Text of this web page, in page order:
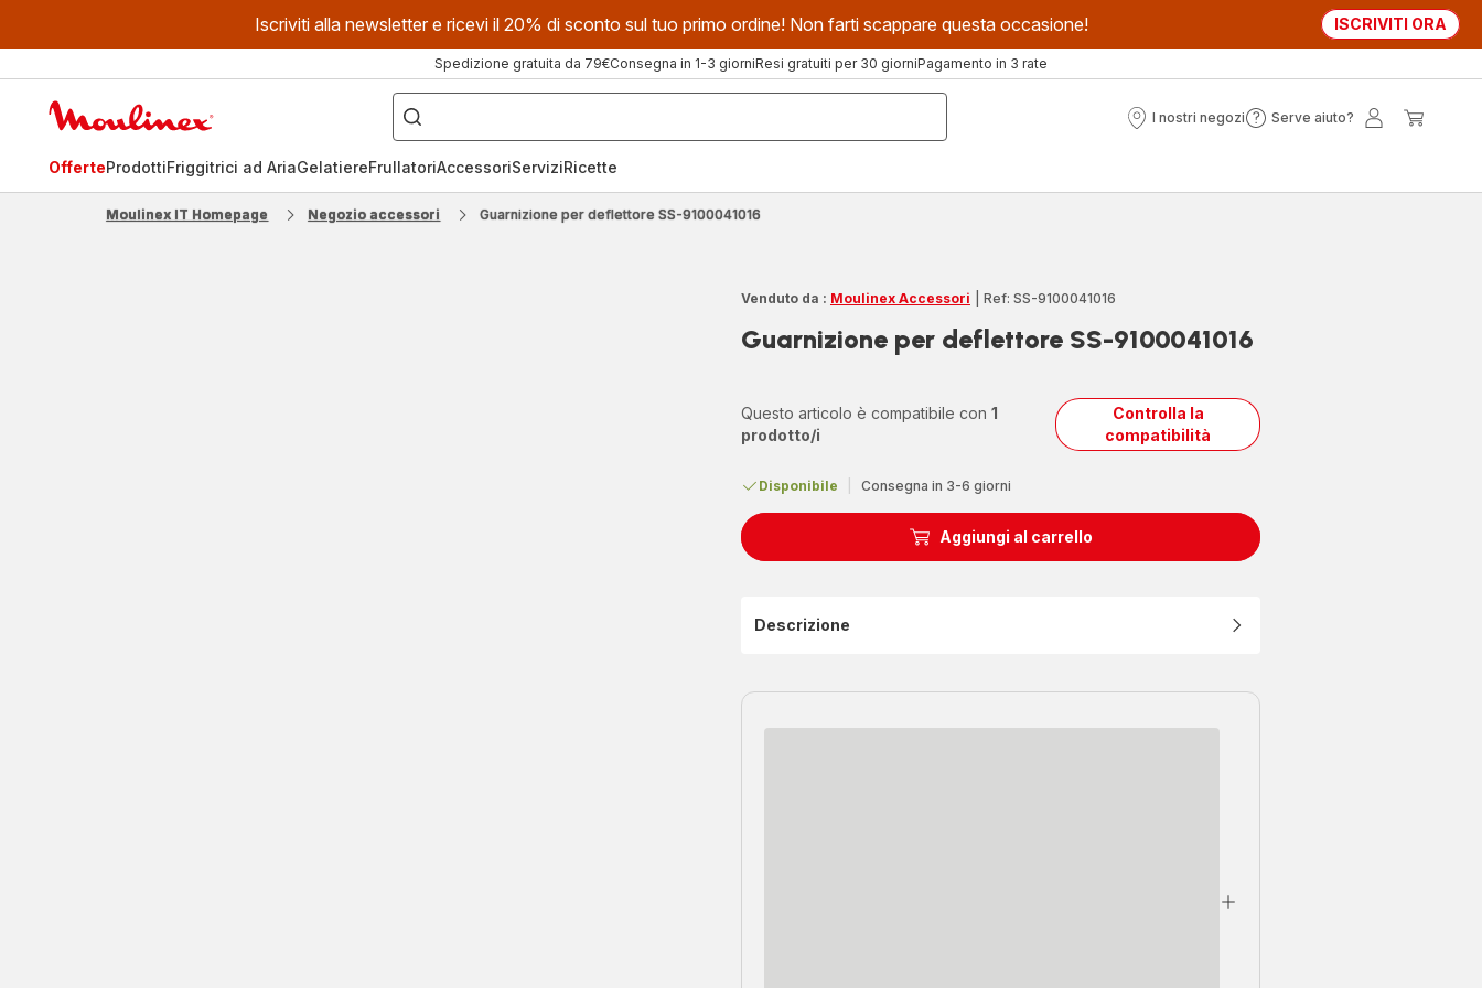
Iscriviti alla newsletter e ricevi il 20% di sconto sul tuo primo ordine! Non farti scappare questa occasione! ISCRIVITI ORA
Spedizione gratuita da 79€Consegna in 1-3 giorniResi gratuiti per 30 giorniPagamento in 3 rate
Cosa
stai
cercando?
I nostri negozi
I
Serve aiuto?
Serve
OfferteProdottiFriggitrici ad AriaGelatiereFrullatoriAccessoriServiziRicette
Moulinex IT Homepage Negozio accessori Guarnizione per deflettore SS-9100041016
Venduto da : Moulinex Accessori Ref: SS-9100041016
Guarnizione per deflettore SS-9100041016
Questo articolo è compatibile con 1
prodotto/i
Controlla la
compatibilità
Disponibile Consegna in 3-6 giorni
Aggiungi al carrello
Descrizione